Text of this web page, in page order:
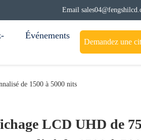
Email
Événements
Demandez une
de 1500 à 5000 nits
LCD UHD de